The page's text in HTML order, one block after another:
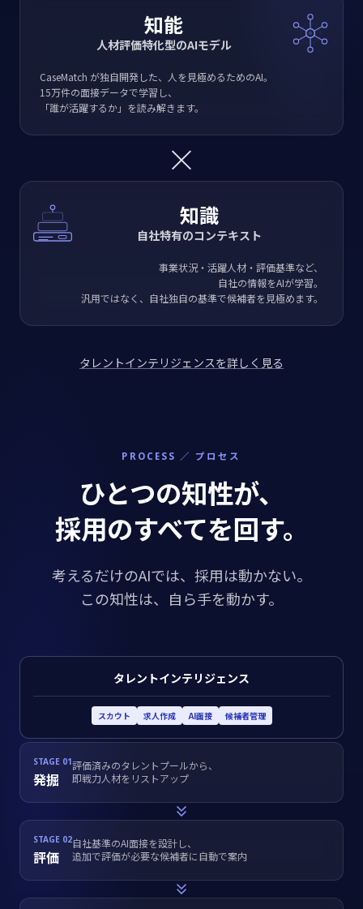
知能
人材評価特化型のAIモデル
CaseMatch が独自開発した、人を見極めるためのAI。
15万件の面接データで学習し、
「誰が活躍するか」を読み解きます。
×
知識
自社特有のコンテキスト
事業状況・活躍人材・評価基準など、
自社の情報をAIが学習。
汎用ではなく、自社独自の基準で候補者を見極めます。
タレントインテリジェンスを詳しく見る
PROCESS ／ プロセス
ひとつの知性が、
採用のすべてを回す。
考えるだけのAIでは、採用は動かない。
この知性は、自ら手を動かす。
タレントインテリジェンス
スカウト 求人作成 AI面接 候補者管理
STAGE 01
発掘
評価済みのタレントプールから、
即戦力人材をリストアップ
STAGE 02
評価
自社基準のAI面接を設計し、
追加で評価が必要な候補者に自動で案内